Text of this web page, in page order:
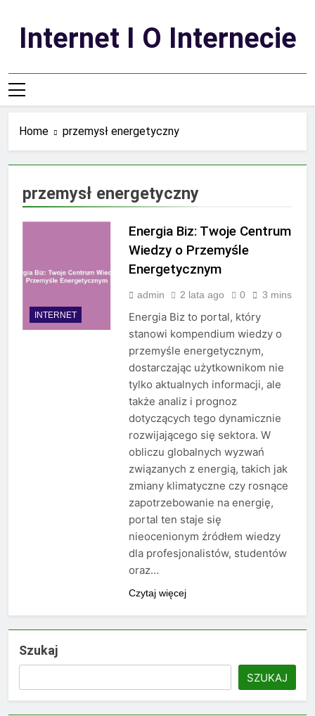
contentInternet I O Internecie
Home przemysł energetyczny
przemysł energetyczny
INTERNET
Energia Biz: Twoje Centrum
Wiedzy o Przemyśle
Energetycznym
admin 2 lata ago 0 3 mins
Energia Biz to portal, który
stanowi kompendium wiedzy o
przemyśle energetycznym,
dostarczając użytkownikom nie
tylko aktualnych informacji, ale
także analiz i prognoz
dotyczących tego dynamicznie
rozwijającego się sektora. W
obliczu globalnych wyzwań
związanych z energią, takich jak
zmiany klimatyczne czy rosnące
zapotrzebowanie na energię,
portal ten staje się
nieocenionym źródłem wiedzy
dla profesjonalistów, studentów
oraz…
Czytaj więcej
Szukaj
SZUKAJ